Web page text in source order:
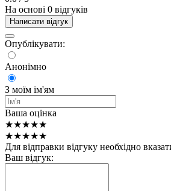
На основі 0 відгуків
Написати відгук
Опублікувати:
Анонімно
З моїм ім'ям
Ваша оцінка
★★★★★
★★★★★
Для відправки відгуку необхідно
Ваш відгук: